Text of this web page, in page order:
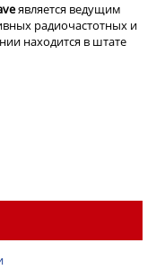
является ведущим
радиочастотных и
находится в штате